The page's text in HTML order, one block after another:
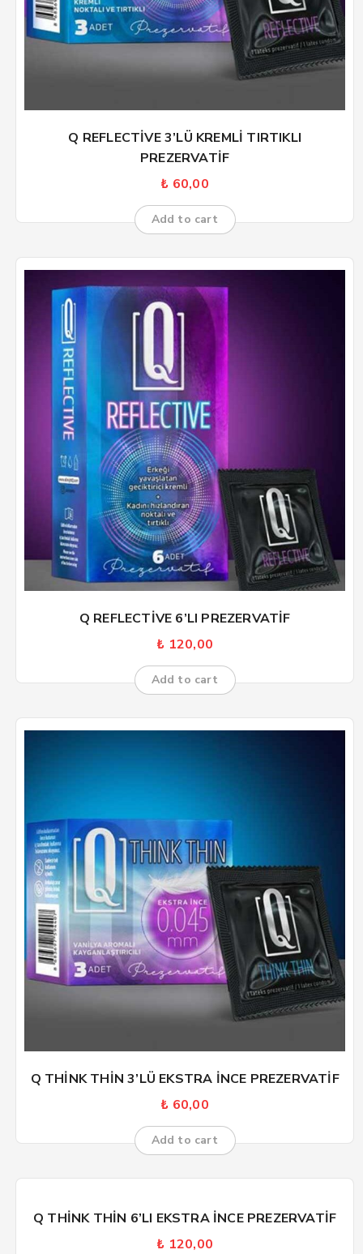
Q REFLECTİVE 3’LÜ KREMLİ TIRTIKLI
PREZERVATİF
₺ 60,00
Add to cart
Q REFLECTİVE 6’LI PREZERVATİF
₺ 120,00
Add to cart
Q THİNK THİN 3’LÜ EKSTRA İNCE PREZERVATİF
₺ 60,00
Add to cart
Q THİNK THİN 6’LI EKSTRA İNCE PREZERVATİF
₺ 120,00